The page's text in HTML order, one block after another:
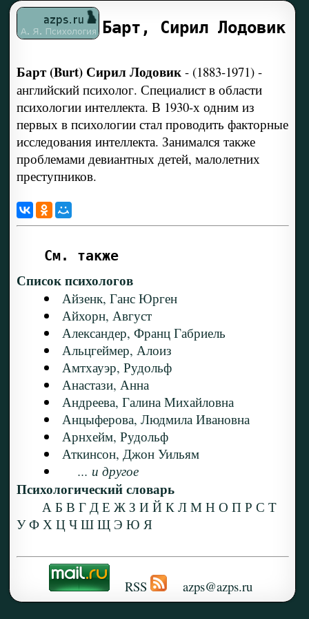
Барт, Сирил Лодовик
Барт (Burt) Сирил Лодовик- (1883-1971) -
английский психолог. Специалист в области
психологии интеллекта. В 1930-х одним из
первых в психологии стал проводить факторные
исследования интеллекта. Занимался также
проблемами девиантных детей, малолетних
преступников.
См. также
Список психологов
Айзенк, Ганс Юрген
Айхорн, Август
Александер, Франц Габриель
Альцгеймер, Алоиз
Амтхауэр, Рудольф
Анастази, Анна
Андреева, Галина Михайловна
Анцыферова, Людмила Ивановна
Арнхейм, Рудольф
Аткинсон, Джон Уильям
... и другое
Психологический словарь
А Б В Г Д Е Ж З И Й К Л М Н О П Р С Т
У Ф Х Ц Ч Ш Щ Э Ю Я
RSS azps@azps.ru